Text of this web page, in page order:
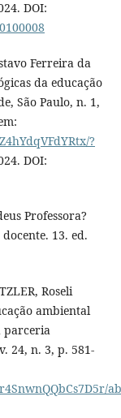
DOI:
Ferreira da
da educação
São Paulo, n. 1,
?
DOI:
Professora?
13. ed.
Roseli
ambiental
parceria
24, n. 3, p. 581-